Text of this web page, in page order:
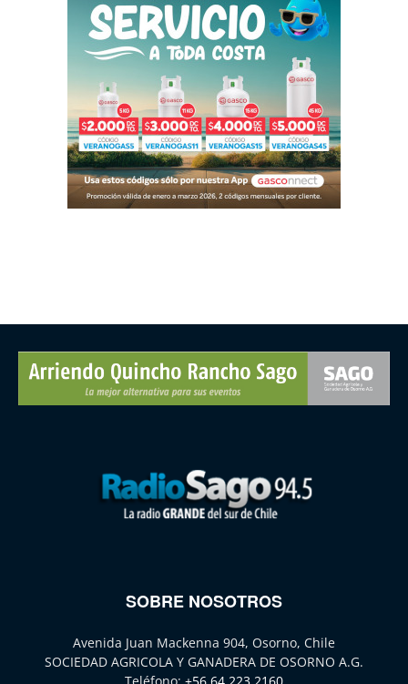
SOBRE NOSOTROS
Avenida Juan Mackenna 904, Osorno, Chile
SOCIEDAD AGRICOLA Y GANADERA DE OSORNO A.G.